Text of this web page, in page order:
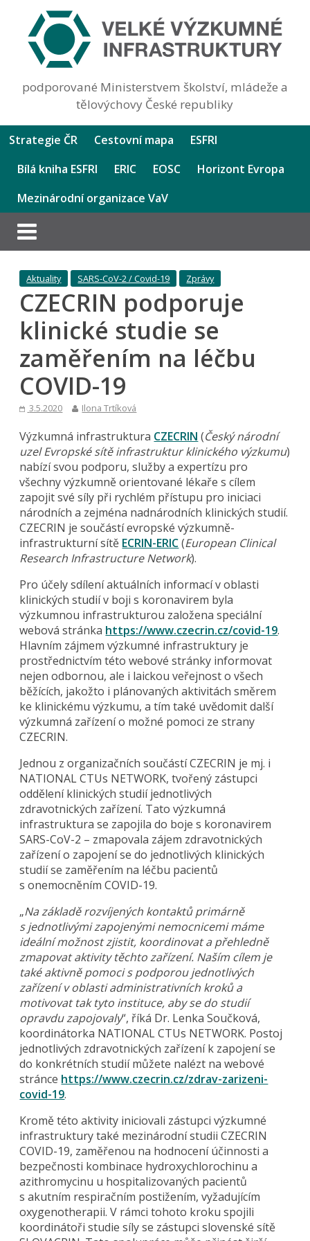
podporované Ministerstvem školství, mládeže a
tělovýchovy České republiky
Strategie ČR Cestovní mapa
ESFRI
Bílá kniha ESFRI
ERIC EOSC
Horizont Evropa
Mezinárodní organizace VaV
Aktuality SARS-CoV-2 / Covid-19 Zprávy
CZECRIN podporuje
klinické studie se
zaměřením na léčbu
COVID-19
3.5.2020 Ilona Trtíková
Výzkumná infrastruktura CZECRIN (Český národní
uzel Evropské sítě infrastruktur klinického výzkumu)
nabízí svou podporu, služby a expertízu pro
všechny výzkumně orientované lékaře s cílem
zapojit své síly při rychlém přístupu pro iniciaci
národních a zejména nadnárodních klinických studií.
CZECRIN je součástí evropské výzkumně-
infrastrukturní sítě ECRIN-ERIC(European Clinical
Research Infrastructure Network).
Pro účely sdílení aktuálních informací v oblasti
klinických studií v boji s koronavirem byla
výzkumnou infrastrukturou založena speciální
webová stránka https://www.czecrin.cz/covid-19.
Hlavním zájmem výzkumné infrastruktury je
prostřednictvím této webové stránky informovat
nejen odbornou, ale i laickou veřejnost o všech
běžících, jakožto i plánovaných aktivitách směrem
ke klinickému výzkumu, a tím také uvědomit další
výzkumná zařízení o možné pomoci ze strany
CZECRIN.
Jednou z organizačních součástí CZECRIN je mj. i
NATIONAL CTUs NETWORK, tvořený zástupci
oddělení klinických studií jednotlivých
zdravotnických zařízení. Tato výzkumná
infrastruktura se zapojila do boje s koronavirem
SARS-CoV-2 – zmapovala zájem zdravotnických
zařízení o zapojení se do jednotlivých klinických
studií se zaměřením na léčbu pacientů
s onemocněním COVID-19.
„Na základě rozvíjených kontaktů primárně
s jednotlivými zapojenými nemocnicemi máme
ideální možnost zjistit, koordinovat a přehledně
zmapovat aktivity těchto zařízení. Naším cílem je
také aktivně pomoci s podporou jednotlivých
zařízení v oblasti administrativních kroků a
motivovat tak tyto instituce, aby se do studií
opravdu zapojovaly“, říká Dr. Lenka Součková,
koordinátorka NATIONAL CTUs NETWORK. Postoj
jednotlivých zdravotnických zařízení k zapojení se
do konkrétních studií můžete nalézt na webové
stránce https://www.czecrin.cz/zdrav-zarizeni-
covid-19.
Kromě této aktivity iniciovali zástupci výzkumné
infrastruktury také mezinárodní studii CZECRIN
COVID-19, zaměřenou na hodnocení účinnosti a
bezpečnosti kombinace hydroxychlorochinu a
azithromycinu u hospitalizovaných pacientů
s akutním respiračním postižením, vyžadujícím
oxygenotherapii. V rámci tohoto kroku spojili
koordinátoři studie síly se zástupci slovenské sítě